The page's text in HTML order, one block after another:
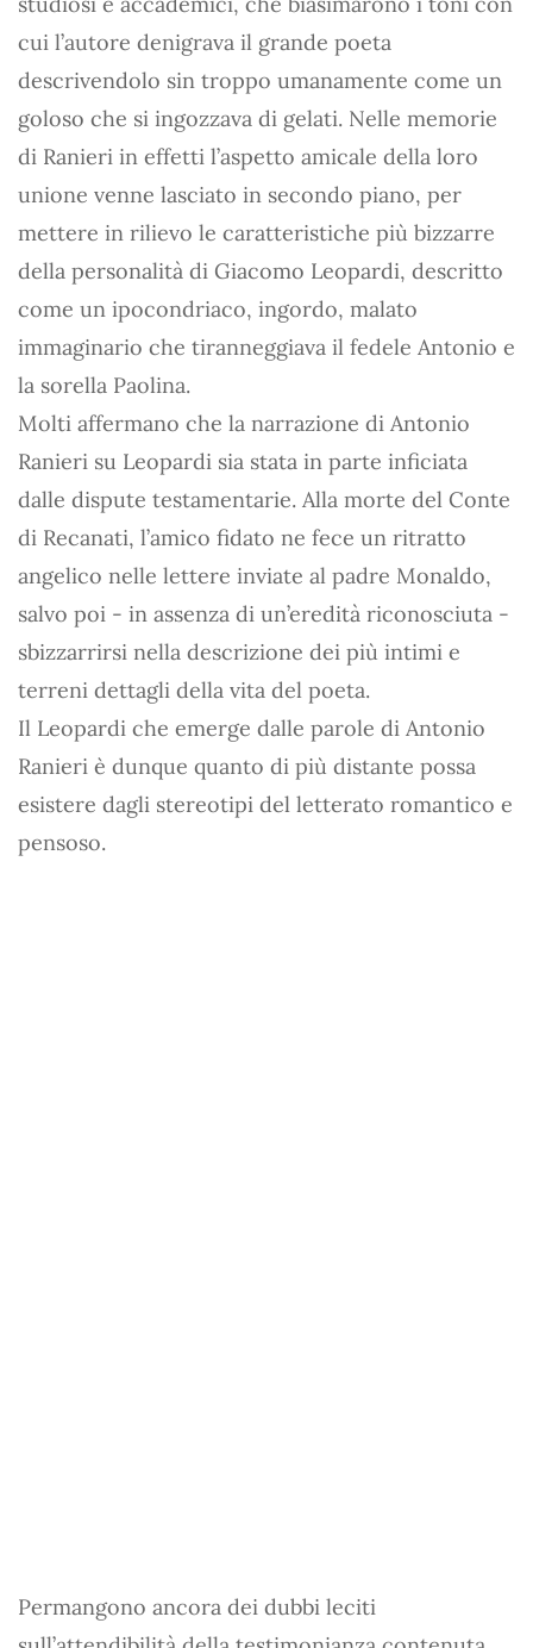
cui l’autore denigrava il grande poeta
descrivendolo sin troppo umanamente come un
goloso che si ingozzava di gelati. Nelle memorie
di Ranieri in effetti l’aspetto amicale della loro
unione venne lasciato in secondo piano, per
mettere in rilievo le caratteristiche più bizzarre
della personalità di Giacomo Leopardi, descritto
come un ipocondriaco, ingordo, malato
immaginario che tiranneggiava il fedele Antonio e
la sorella Paolina.
Molti affermano che la narrazione di Antonio
Ranieri su Leopardi sia stata in parte inficiata
dalle dispute testamentarie. Alla morte del Conte
di Recanati, l’amico fidato ne fece un ritratto
angelico nelle lettere inviate al padre Monaldo,
salvo poi - in assenza di un’eredità riconosciuta -
sbizzarrirsi nella descrizione dei più intimi e
terreni dettagli della vita del poeta.
Il Leopardi che emerge dalle parole di Antonio
Ranieri è dunque quanto di più distante possa
esistere dagli stereotipi del letterato romantico e
pensoso.
Permangono ancora dei dubbi leciti